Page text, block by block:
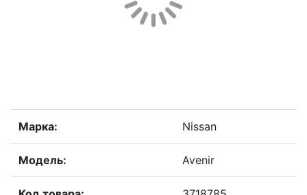
Марка: Nissan
Модель: Avenir